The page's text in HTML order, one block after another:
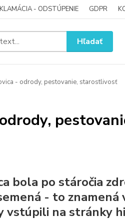
- ODSTÚPENIE GDPR
Hľadať
- odrody, pestovanie, starostlivosť
bola po stáročia
- to
vstúpili na stránky